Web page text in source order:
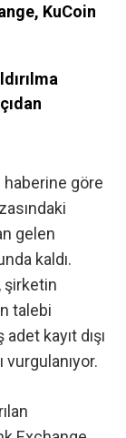
KuCoin
göre
gelen
kaldı.
şirketin
talebi
kayıt dışı
vurgulanıyor.